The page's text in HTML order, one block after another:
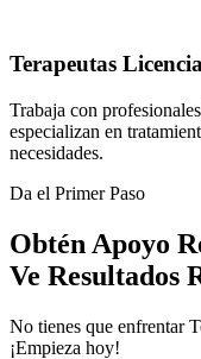
Terapeutas
Trabaja con
especializan en
necesidades.
Da el Primer Paso
Obtén Apoyo
Ve Resultados
No tienes que enfrentar
¡Empieza hoy!